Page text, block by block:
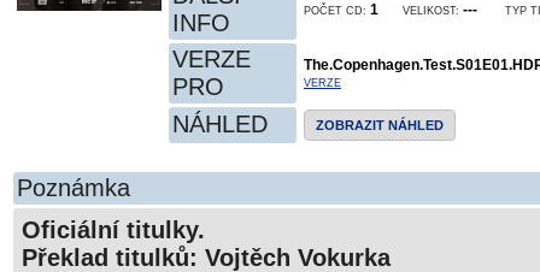
INFO
POČET CD: 1 VELIKOST: --- TYP
VERZE
PRO
VERZE
NÁHLED ZOBRAZIT NÁHLED
Poznámka
Oficiální titulky.
Překlad titulků: Vojtěch Vokurka